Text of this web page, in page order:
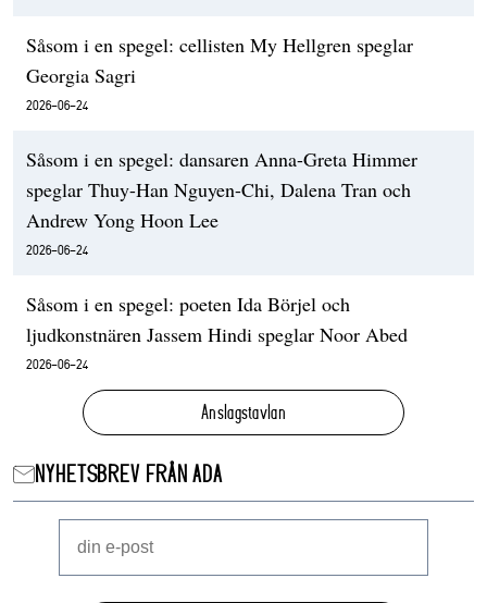
Såsom i en spegel: cellisten My Hellgren speglar
Georgia Sagri
2026-06-24
Såsom i en spegel: dansaren Anna-Greta Himmer
speglar Thuy-Han Nguyen-Chi, Dalena Tran och
Andrew Yong Hoon Lee
2026-06-24
Såsom i en spegel: poeten Ida Börjel och
ljudkonstnären Jassem Hindi speglar Noor Abed
2026-06-24
Anslagstavlan
NYHETSBREV FRÅN ADA